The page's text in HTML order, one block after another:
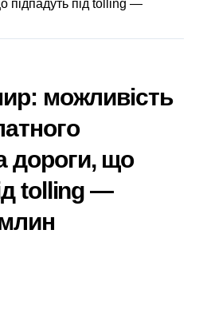
підпадуть під tolling —
можливість
дороги, що
tolling —